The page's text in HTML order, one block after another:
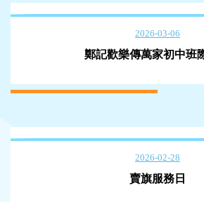
2026-03-06
鄭記歡樂傳萬家初中班
2026-02-28
賣旗服務日